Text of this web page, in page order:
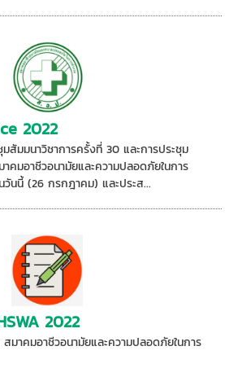
2022
มมนาวิชาการครั้งที่ 30 และการประชุม
คมอาชีวอนามัยและความปลอดภัยในการ
วันนี้ (26 กรกฎาคม) และประส...
2022
มาคมอาชีวอนามัยและความปลอดภัยในการ